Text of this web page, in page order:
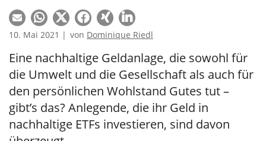
10. Mai 2021 | von Dominique Riedl
Eine nachhaltige Geldanlage, die sowohl für
die Umwelt und die Gesellschaft als auch für
den persönlichen Wohlstand Gutes tut –
gibt’s das? Anlegende, die ihr Geld in
nachhaltige ETFs investieren, sind davon